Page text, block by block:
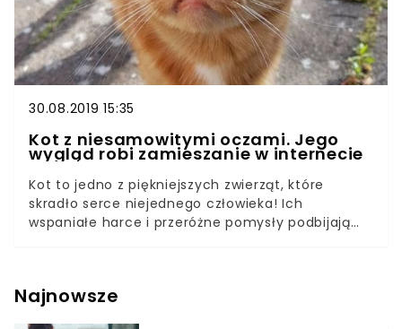
30.08.2019 15:35
Kot z niesamowitymi oczami. Jego
wygląd robi zamieszanie w internecie
Kot to jedno z piękniejszych zwierząt, które
skradło serce niejednego człowieka! Ich
wspaniałe harce i przeróżne pomysły podbijają
naprawdę niezwykły. Jego uroda wyróżnia go z
Najnowsze